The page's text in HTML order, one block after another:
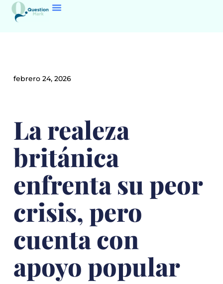
febrero 24, 2026
La realeza
británica
enfrenta su peor
crisis, pero
cuenta con
apoyo popular